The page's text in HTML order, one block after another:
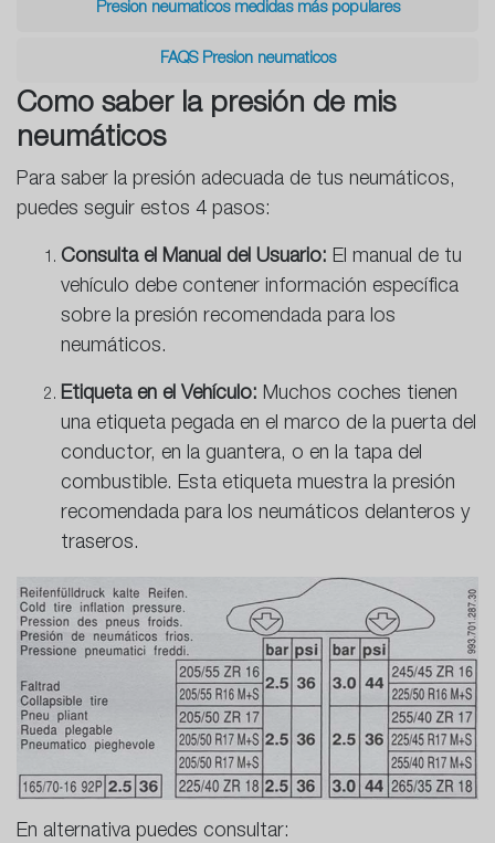
Presion neumaticos medidas más populares
FAQS Presion neumaticos
Como saber la presión de mis
neumáticos
Para saber la presión adecuada de tus neumáticos,
puedes seguir estos 4 pasos:
Consulta el Manual del Usuario: El manual de tu
vehículo debe contener información específica
sobre la presión recomendada para los
neumáticos.
Etiqueta en el Vehículo: Muchos coches tienen
una etiqueta pegada en el marco de la puerta del
conductor, en la guantera, o en la tapa del
combustible. Esta etiqueta muestra la presión
recomendada para los neumáticos delanteros y
traseros.
En alternativa puedes consultar: